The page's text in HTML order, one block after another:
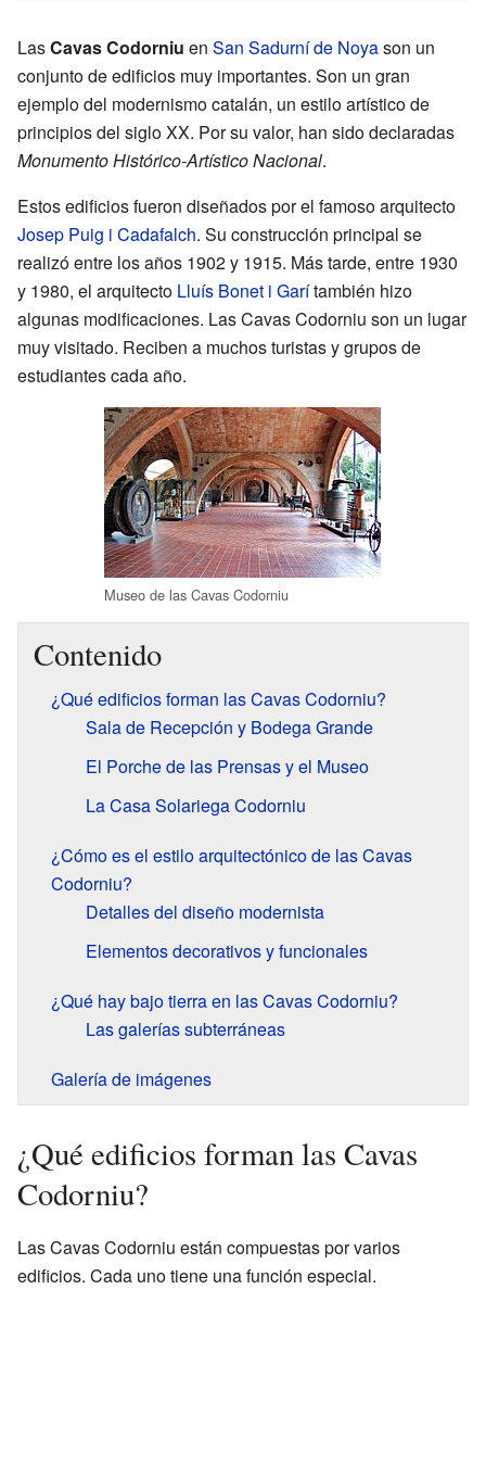
LasCavas Codorniu en San Sadurní de Noyason un
conjunto de edificios muy importantes. Son un gran
ejemplo del modernismo catalán, un estilo artístico de
principios del siglo XX. Por su valor, han sido declaradas
Monumento Histórico-Artístico Nacional.
Estos edificios fueron diseñados por el famoso arquitecto
Josep Puig i Cadafalch. Su construcción principal se
realizó entre los años 1902 y 1915. Más tarde, entre 1930
y 1980, el arquitecto Lluís Bonet i Garítambién hizo
algunas modificaciones. Las Cavas Codorniu son un lugar
muy visitado. Reciben a muchos turistas y grupos de
estudiantes cada año.
Museo de las Cavas Codorniu
Contenido
¿Qué edificios forman las Cavas Codorniu?
Sala de Recepción y Bodega Grande
El Porche de las Prensas y el Museo
La Casa Solariega Codorniu
¿Cómo es el estilo arquitectónico de las Cavas
Codorniu?
Detalles del diseño modernista
Elementos decorativos y funcionales
¿Qué hay bajo tierra en las Cavas Codorniu?
Las galerías subterráneas
Galería de imágenes
¿Qué edificios forman las Cavas
Codorniu?
Las Cavas Codorniu están compuestas por varios
edificios. Cada uno tiene una función especial.